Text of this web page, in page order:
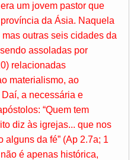
um jovem pastor que
da Ásia. Naquela
outras seis cidades da
assoladas por
relacionadas
materialismo, ao
a necessária e
“Quem tem
diz às igrejas... que nos
alguns da fé” (Ap 2.7a; 1
é apenas histórica,